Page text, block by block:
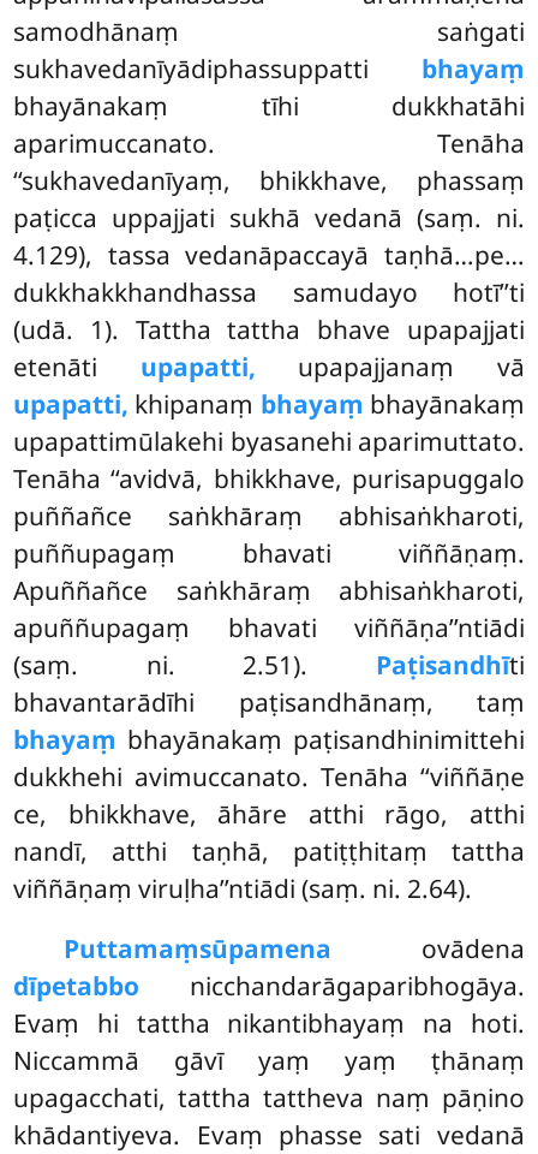
samodhānaṃ saṅgati
sukhavedanīyādiphassuppatti bhayaṃ
bhayānakaṃ tīhi dukkhatāhi
aparimuccanato. Tenāha
‘‘sukhavedanīyaṃ, bhikkhave, phassaṃ
paṭicca uppajjati sukhā vedanā (saṃ. ni.
4.129), tassa vedanāpaccayā taṇhā…pe…
dukkhakkhandhassa samudayo hotī’’ti
(udā. 1). Tattha tattha bhave upapajjati
etenāti upapatti, upapajjanaṃ vā
upapatti, khipanaṃ bhayaṃ bhayānakaṃ
upapattimūlakehi byasanehi aparimuttato.
Tenāha ‘‘avidvā, bhikkhave, purisapuggalo
puññañce saṅkhāraṃ abhisaṅkharoti,
puññupagaṃ bhavati viññāṇaṃ.
Apuññañce saṅkhāraṃ abhisaṅkharoti,
apuññupagaṃ bhavati viññāṇa’’ntiādi
(saṃ. ni. 2.51). Paṭisandhīti
bhavantarādīhi paṭisandhānaṃ, taṃ
bhayaṃ bhayānakaṃ paṭisandhinimittehi
dukkhehi avimuccanato. Tenāha ‘‘viññāṇe
ce, bhikkhave, āhāre atthi rāgo, atthi
nandī, atthi taṇhā, patiṭṭhitaṃ tattha
viññāṇaṃ viruḷha’’ntiādi (saṃ. ni. 2.64).
Puttamaṃsūpamena ovādena
dīpetabbo nicchandarāgaparibhogāya.
Evaṃ hi tattha nikantibhayaṃ na hoti.
Niccammā gāvī yaṃ yaṃ ṭhānaṃ
upagacchati, tattha tattheva naṃ pāṇino
khādantiyeva. Evaṃ phasse sati vedanā